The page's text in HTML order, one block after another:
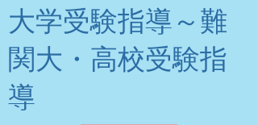
大学受験指導～難
関大・高校受験指
導